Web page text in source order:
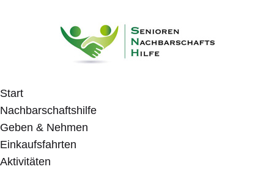
Start
Nachbarschaftshilfe
Geben & Nehmen
Einkaufsfahrten
Aktivitäten